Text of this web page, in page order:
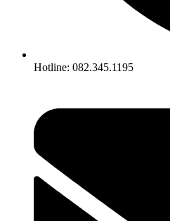
Hotline: 082.345.1195